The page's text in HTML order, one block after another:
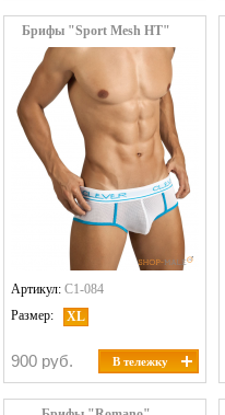
Брифы "Sport Mesh HT"
Артикул: C1-084
Размер:
XL
В тележку
900 руб.